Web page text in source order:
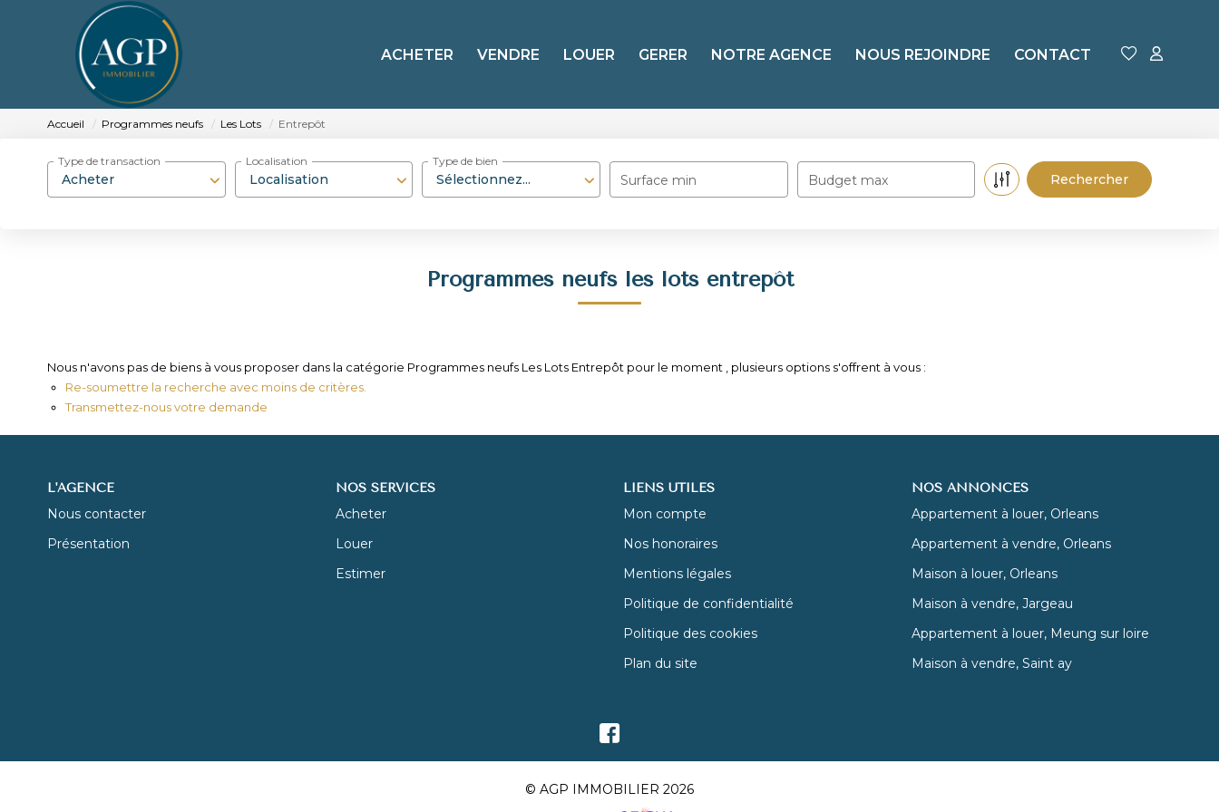
ACHETER VENDRE LOUER GERER NOTRE AGENCE NOUS REJOINDRE CONTACT
Accueil Programmes neufs Les Lots Entrepôt
Acheter
Type de transaction
Localisation
Localisation
Sélectionnez...
Type de bien
Surface min Budget max
Programmes neufs les lots entrepôt
Nous n'avons pas de biens à vous proposer dans la catégorie Programmes neufs Les Lots Entrepôt pour le moment , plusieurs options s'offrent à vous :
Re-soumettre la recherche avec moins de critères.
Transmettez-nous votre demande
L'AGENCE
Nous contacter
Présentation
NOS SERVICES
Acheter
Louer
Estimer
LIENS UTILES
Mon compte
Nos honoraires
Mentions légales
Politique de confidentialité
Politique des cookies
Plan du site
NOS ANNONCES
Appartement à louer, Orleans
Appartement à vendre, Orleans
Maison à louer, Orleans
Maison à vendre, Jargeau
Appartement à louer, Meung sur loire
Maison à vendre, Saint ay
© AGP IMMOBILIER 2026